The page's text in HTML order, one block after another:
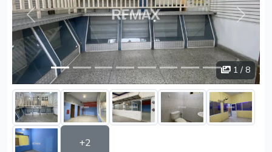
Anterior
1 / 8
+2